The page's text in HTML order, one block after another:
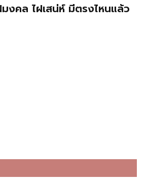
งคล ไฝเสน่ห์ มีตรงไหนแล้ว